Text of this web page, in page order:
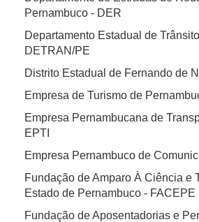
Pernambuco - DER
Departamento Estadual de
DETRAN/PE
Distrito Estadual de Fernando de
Empresa de Turismo de
Empresa Pernambucana de
EPTI
Empresa Pernambuco de
Fundação de Amparo À Ciência e
Estado de Pernambuco - FACEPE
Fundação de Aposentadorias e